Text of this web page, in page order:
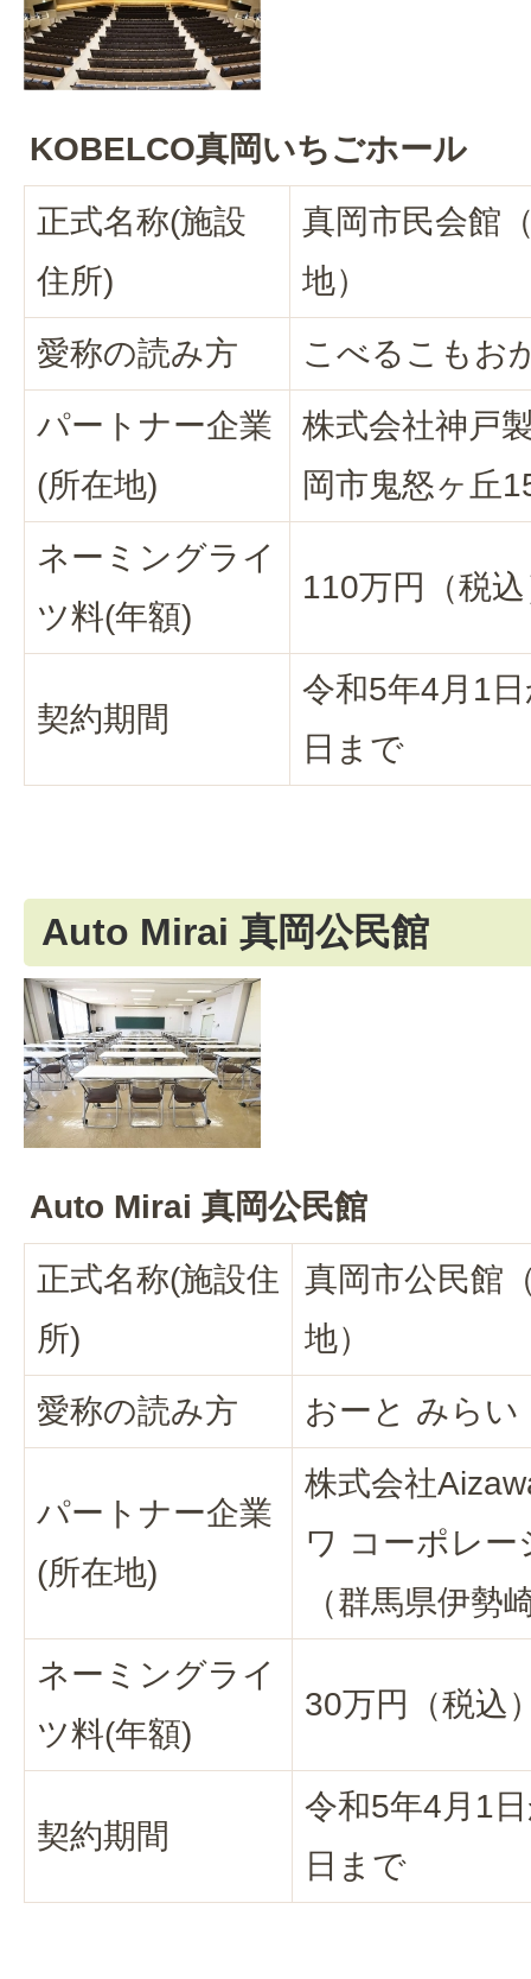
KOBELCO真岡いちごホール
正式名称(施設
住所)
真岡市民会館
地）
愛称の読み方
こべるこもお
パートナー企業
(所在地)
株式会社神戸
岡市鬼怒ヶ丘
ネーミングライ
ツ料(年額)
110万円（税
契約期間
令和5年4月1
日まで
Auto Mirai 真岡公民館
Auto Mirai 真岡公民館
正式名称(施設住
所)
真岡市公民館
地）
愛称の読み方
おーと みら
パートナー企業
(所在地)
株式会社
ワ コーポレー
（群馬県伊勢
ネーミングライ
ツ料(年額)
30万円（税込
契約期間
令和5年4月1
日まで